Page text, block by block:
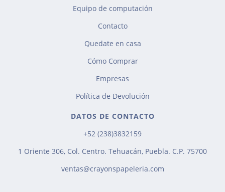
Equipo de computación
Contacto
Quedate en casa
Cómo Comprar
Empresas
Política de Devolución
DATOS DE CONTACTO
+52 (238)3832159
1 Oriente 306, Col. Centro. Tehuacán, Puebla. C.P. 75700
ventas@crayonspapeleria.com